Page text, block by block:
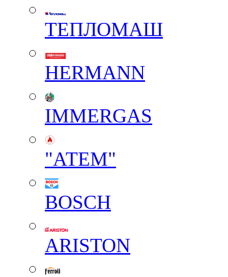
ТЕПЛОМАШ
HERMANN
IMMERGAS
"АТЕМ"
BOSCH
ARISTON